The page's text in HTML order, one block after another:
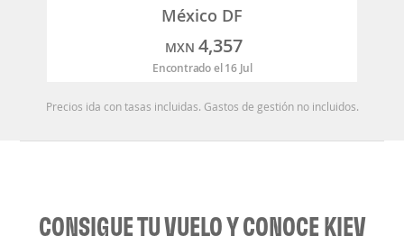
México DF
MXN 4,357
Encontrado el 16 Jul
Precios ida con tasas incluidas. Gastos de gestión no incluidos.
CONSIGUE TU VUELO Y CONOCE KIEV